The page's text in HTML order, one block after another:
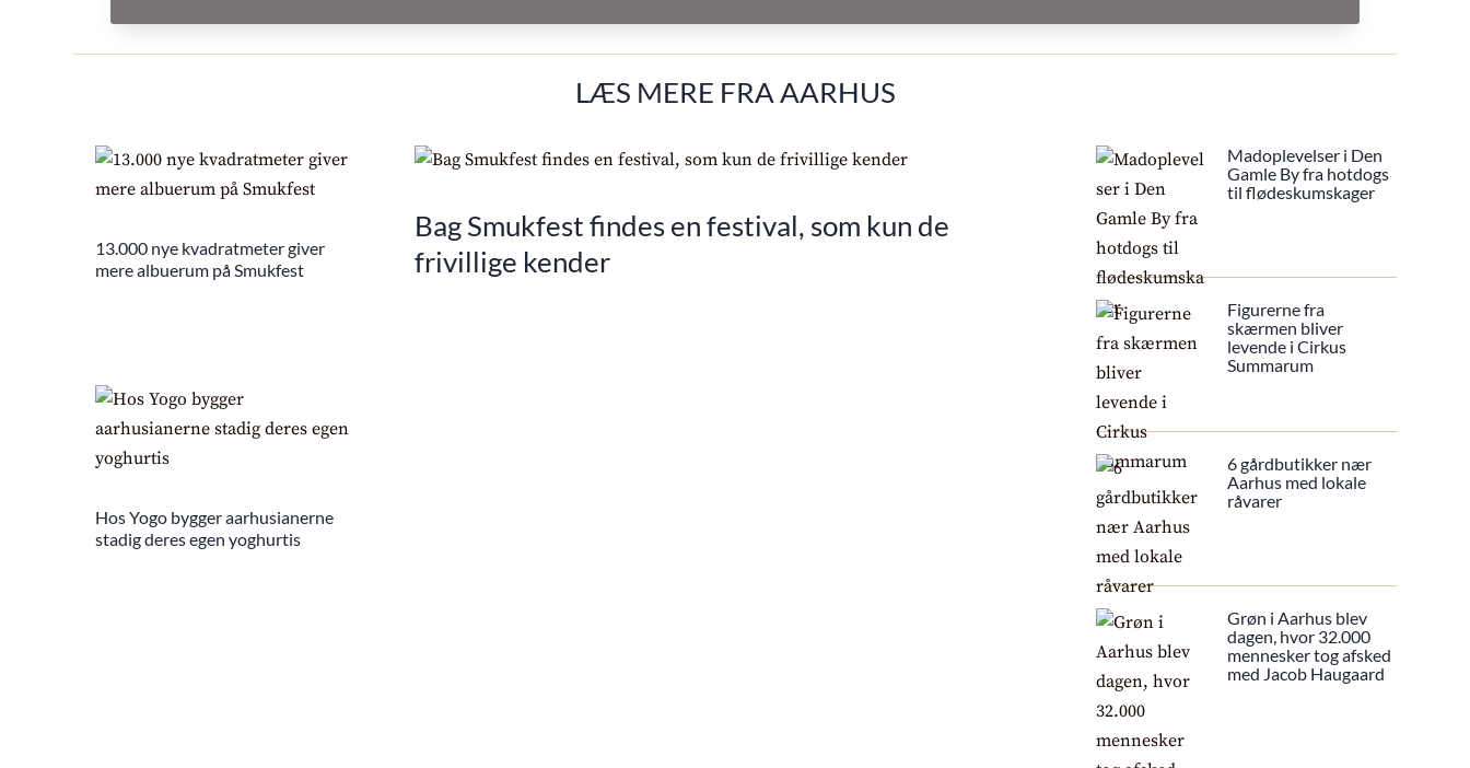
LÆS MERE FRA AARHUS
13.000 nye kvadratmeter giver
mere albuerum på Smukfest
Hos Yogo bygger aarhusianerne
stadig deres egen yoghurtis
Bag Smukfest findes en festival, som kun de
frivillige kender
Madoplevelser i Den
Gamle By fra hotdogs
til flødeskumskager
Figurerne fra
skærmen bliver
levende i Cirkus
Summarum
6 gårdbutikker nær
Aarhus med lokale
råvarer
Grøn i Aarhus blev
dagen, hvor 32.000
mennesker tog afsked
med Jacob Haugaard